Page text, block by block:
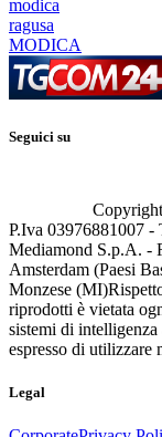
modica
ragusa
MODICA
Seguici su
P.Iva 03976881007
Mediamond S.p.A. -
Amsterdam (Paesi
Monzese (MI)
riprodotti è vietata
sistemi di
espresso di utilizzare
Legal